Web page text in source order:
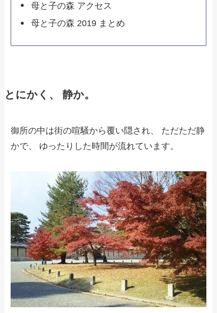
母と子の森 アクセス
母と子の森 2019 まとめ
とにかく、 静か。
御所の中は街の喧騒から覆い隠され、 ただただ静
かで、 ゆったりした時間が流れています。